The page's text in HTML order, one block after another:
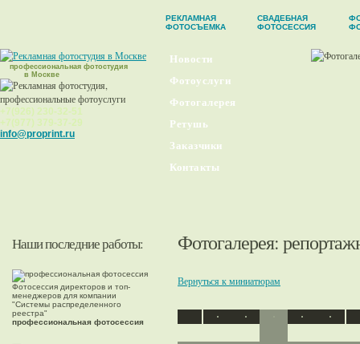
РЕКЛАМНАЯ
ФОТОСЪЕМКА
СВАДЕБНАЯ
ФОТОСЕССИЯ
профессиональная фотостудия
в Москве
+7(926) 230-32-51
+7(977) 379-37-29
info@proprint.ru
Новости
Фотоуслуги
Фотогалерея
Ретушь
Заказчики
Контакты
Наши последние работы:
Фотосессия директоров и топ-
менеджеров для компании
"Системы распределенного
реестра"
профессиональная фотосессия
Фотогалерея:
Вернуться к миниатюрам